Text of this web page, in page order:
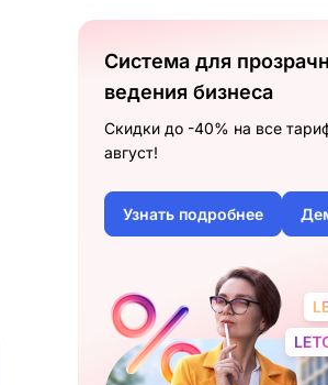
Система для
ведения бизнеса
Скидки до -40% на все
август!
Узнать подробнее